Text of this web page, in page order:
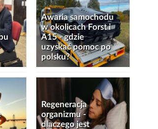
Awaria samochodu
w okolicach Forst i
A15 - gdzie
uzyskać pomoc po
polsku?
Regeneracja
organizmu -
dlaczego jest